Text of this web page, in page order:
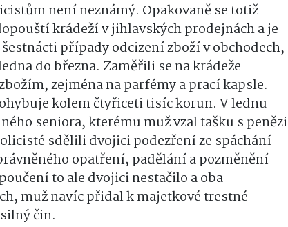
není neznámý. Opakovaně se totiž
krádeží v jihlavských prodejnách a je
případy odcizení zboží v obchodech,
do března. Zaměřili se na krádeže
zejména na parfémy a prací kapsle.
kolem čtyřiceti tisíc korun. V lednu
seniora, kterému muž vzal tašku s penězi
sdělili dvojici podezření ze spáchání
opatření, padělání a pozměnění
to ale dvojici nestačilo a oba
muž navíc přidal k majetkové trestné
čin.